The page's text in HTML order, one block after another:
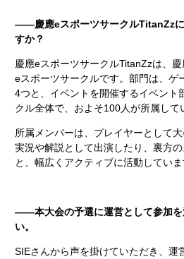
――慶應eスポーツサークルTitanZzに
すか？
慶應eスポーツサークルTitanZzは、
eスポーツサークルです。部門は、ゲ
4つと、イベントを開催するイベント
クル全体で、およそ100人が所属して
所属メンバーは、プレイヤーとして
実況や解説として出演したり、裏方
と、幅広くアクティブに活動していま
――本大会の予選に運営として参加を
い。
SIEさんから声を掛けていただき、運